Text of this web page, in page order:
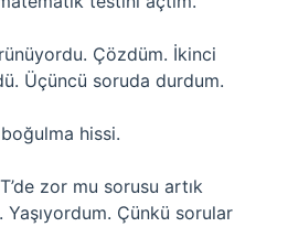
Çözdüm. İkinci
Üçüncü soruda durdum.
hissi.
zor mu sorusu artık
Çünkü sorular